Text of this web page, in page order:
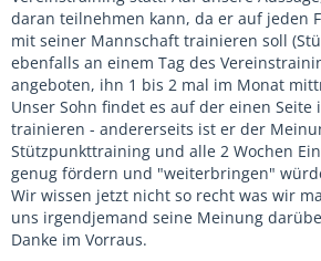
daran teilnehmen kann, da er auf jeden
mit seiner Mannschaft trainieren soll
ebenfalls an einem Tag des
angeboten, ihn 1 bis 2 mal im Monat
Unser Sohn findet es auf der einen
trainieren - andererseits ist er der
Stützpunkttraining und alle 2 Wochen
genug fördern und "weiterbringen"
Wir wissen jetzt nicht so recht was wir
uns irgendjemand seine Meinung
Danke im Vorraus.